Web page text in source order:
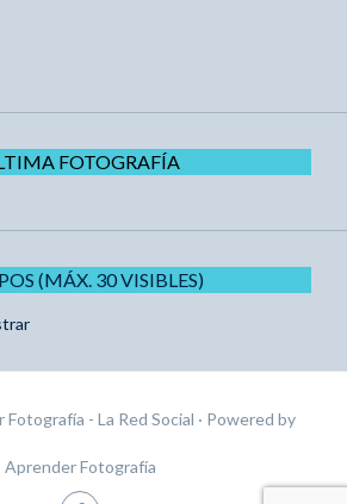
FOTOGRAFÍA
(MÁX. 30 VISIBLES)
- La Red Social · Powered by
Aprender Fotografía